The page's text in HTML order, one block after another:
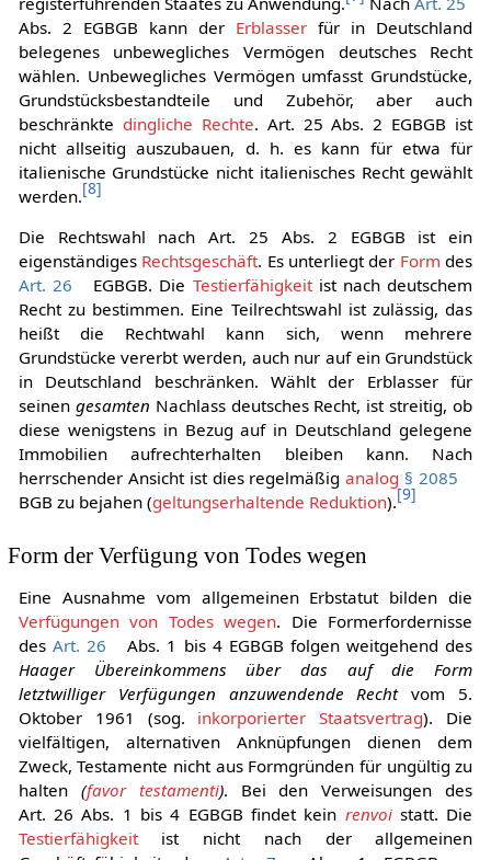
zusteht. In diesem Fall kommt das Recht des
registerführenden Staates zu Anwendung. 7]NachArt. 25
Abs. 2 EGBGB kann der
Erblasserfür in Deutschland
belegenes unbewegliches Vermögen deutsches Recht
wählen. Unbewegliches Vermögen umfasst Grundstücke,
Grundstücksbestandteile und Zubehör, aber auch
beschränktedingliche Rechte. Art. 25 Abs. 2 EGBGB ist
nicht allseitig auszubauen, d. h. es kann für etwa für
italienische Grundstücke nicht italienisches Recht gewählt
Die Rechtswahl nach Art. 25 Abs. 2 EGBGB ist ein
eigenständigesRechtsgeschäft. Es unterliegt derFormdes
Art. 26
EGBGB. DieTestierfähigkeitist nach deutschem
Recht zu bestimmen. Eine Teilrechtswahl ist zulässig, das
heißt die Rechtwahl kann sich, wenn mehrere
Grundstücke vererbt werden, auch nur auf ein Grundstück
in Deutschland beschränken. Wählt der Erblasser für
seinengesamtenNachlass deutsches Recht, ist streitig, ob
diese wenigstens in Bezug auf in Deutschland gelegene
Immobilien aufrechterhalten bleiben kann. Nach
herrschender Ansicht ist dies regelmäßiganalog § 2085
Eine Ausnahme vom allgemeinen Erbstatut bilden die
Verfügungen von Todes wegen. Die Formerfordernisse
desArt. 26
Abs. 1 bis 4 EGBGB folgen weitgehend des
Haager Übereinkommens über das auf die Form
letztwilliger Verfügungen anzuwendende Rechtvom 5.
Oktober 1961 (sog.inkorporierter Staatsvertrag
). Die
vielfältigen, alternativen Anknüpfungen dienen dem
Zweck, Testamente nicht aus Formgründen für ungültig zu
halten (favor testamenti). Bei den Verweisungen des
Art. 26 Abs. 1 bis 4 EGBGB findet keinrenvoistatt. Die